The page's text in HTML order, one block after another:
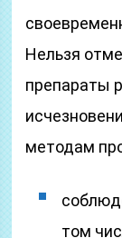
Нельзя
препараты
методам
том